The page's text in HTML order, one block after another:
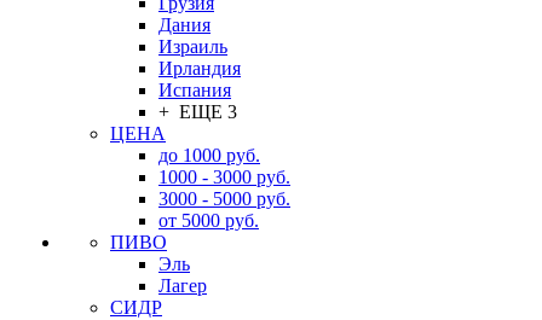
Дания
Израиль
Ирландия
Испания
+ ЕЩЕ 3
ЦЕНА
до 1000 руб.
1000 - 3000 руб.
3000 - 5000 руб.
от 5000 руб.
ПИВО
Эль
Лагер
СИДР